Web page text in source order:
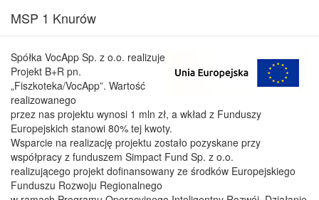
MSP 1 Knurów
Spółka VocApp Sp. z o.o. realizuje
Projekt B+R pn.
„Fiszkoteka/VocApp”. Wartość
realizowanego
przez nas projektu wynosi 1 mln zł, a wkład z Funduszy
Europejskich stanowi 80% tej kwoty.
Wsparcie na realizację projektu zostało pozyskane przy
współpracy z funduszem Simpact Fund Sp. z o.o.
realizującego projekt dofinansowany ze środków Europejskiego
Funduszu Rozwoju Regionalnego